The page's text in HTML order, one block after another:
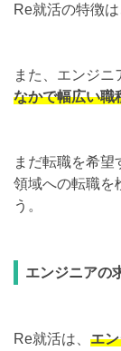
Re就活の特徴は
また、エンジニ
なかで幅広い職
まだ転職を希
領域への転職を
う。
エンジニアの
Re就活は、 エ